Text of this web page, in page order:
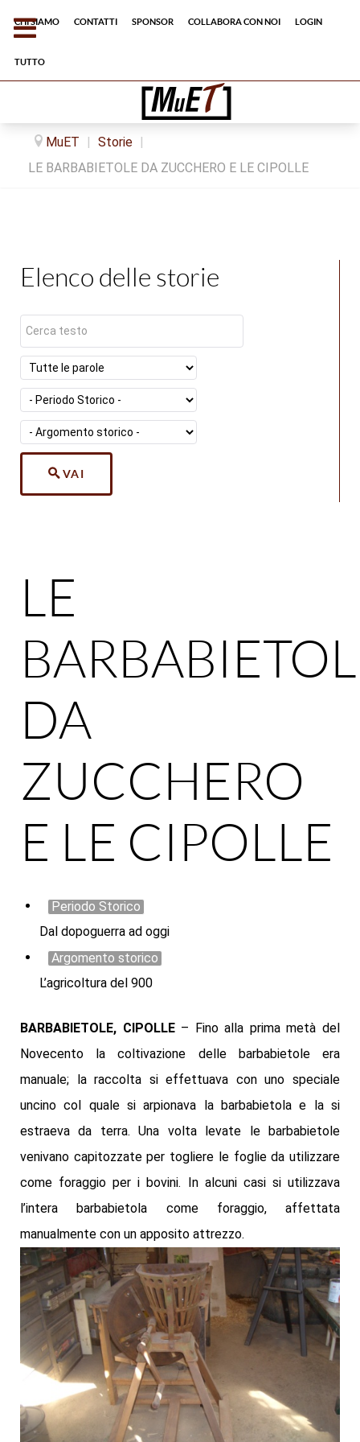
Chi siamo Contatti Sponsor Collabora con noi Login
tutto
MuET | Storie |
LE BARBABIETOLE DA ZUCCHERO E LE CIPOLLE
Elenco delle storie
VAI
LE
DA
ZUCCHERO
E LE CIPOLLE
Periodo Storico
Dal dopoguerra ad oggi
Argomento storico
L’agricoltura del 900
BARBABIETOLE, CIPOLLE – Fino alla prima metà del
Novecento la coltivazione delle barbabietole era
manuale; la raccolta si effettuava con uno speciale
uncino col quale si arpionava la barbabietola e la si
estraeva da terra. Una volta levate le barbabietole
venivano capitozzate per togliere le foglie da utilizzare
come foraggio per i bovini. In alcuni casi si utilizzava
l’intera barbabietola come foraggio, affettata
manualmente con un apposito attrezzo.